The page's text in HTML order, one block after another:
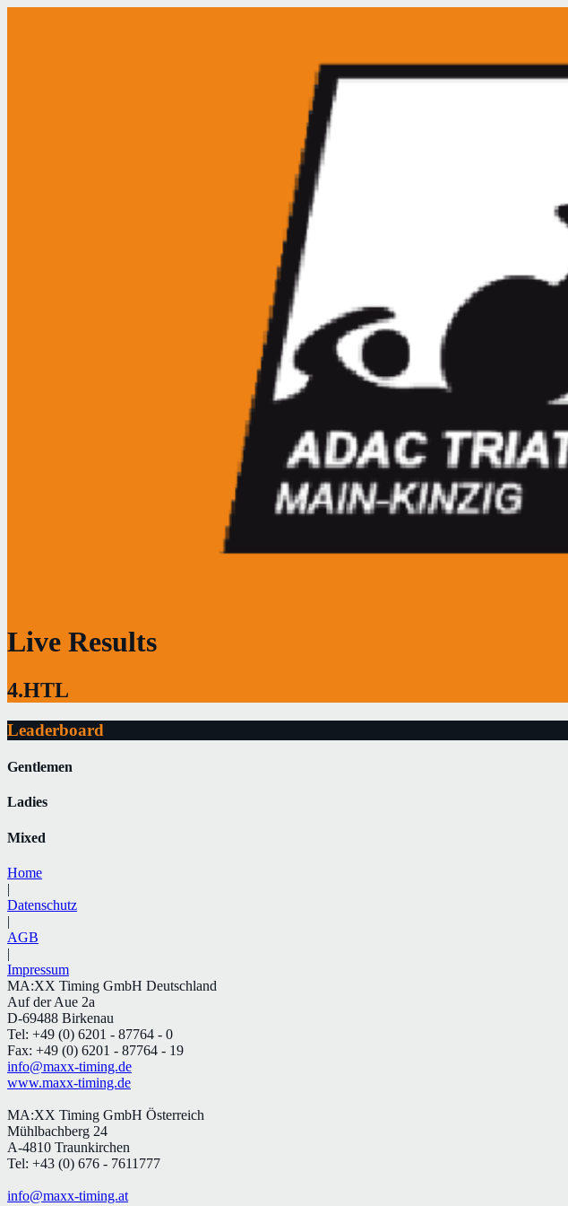
Live Results
4.HTL
Leaderboard
Gentlemen
Ladies
Mixed
Home
|
Datenschutz
|
AGB
|
Impressum
MA:XX Timing GmbH Deutschland
Auf der Aue 2a
D-69488 Birkenau
Tel: +49 (0) 6201 - 87764 - 0
Fax: +49 (0) 6201 - 87764 - 19
info@maxx-timing.de
www.maxx-timing.de
MA:XX Timing GmbH Österreich
Mühlbachberg 24
A-4810 Traunkirchen
Tel: +43 (0) 676 - 7611777
info@maxx-timing.at